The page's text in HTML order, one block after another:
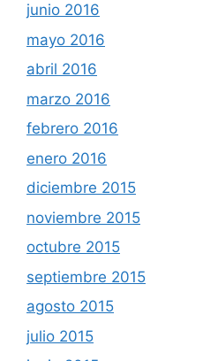
junio 2016
mayo 2016
abril 2016
marzo 2016
febrero 2016
enero 2016
diciembre 2015
noviembre 2015
octubre 2015
septiembre 2015
agosto 2015
julio 2015